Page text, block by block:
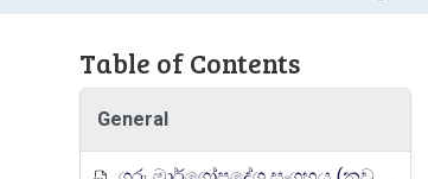
Table of Contents
General